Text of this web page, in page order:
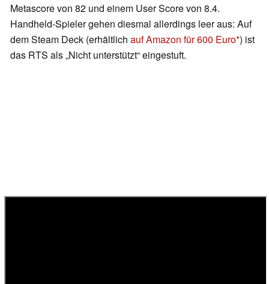
Metascore von 82 und einem User Score von 8.4.
Handheld-Spieler gehen diesmal allerdings leer aus: Auf
dem Steam Deck (erhältlich auf Amazon für 600 Euro ) ist
das RTS als „Nicht unterstützt“ eingestuft.